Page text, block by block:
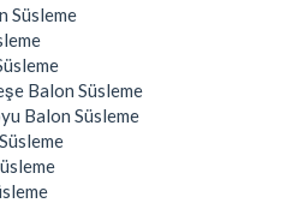
Süsleme
Balon Süsleme
Balon Süsleme